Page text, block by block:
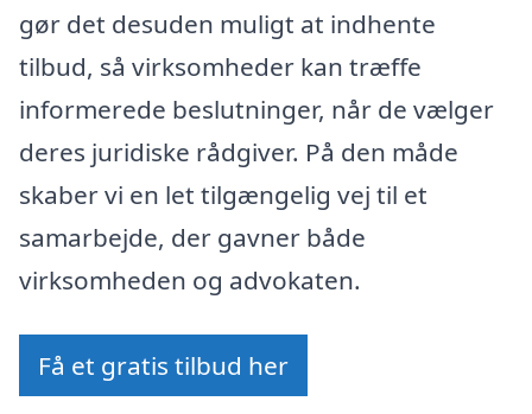
gør det desuden muligt at indhente
tilbud, så virksomheder kan træffe
informerede beslutninger, når de vælger
deres juridiske rådgiver. På den måde
skaber vi en let tilgængelig vej til et
samarbejde, der gavner både
virksomheden og advokaten.
Få et gratis tilbud her